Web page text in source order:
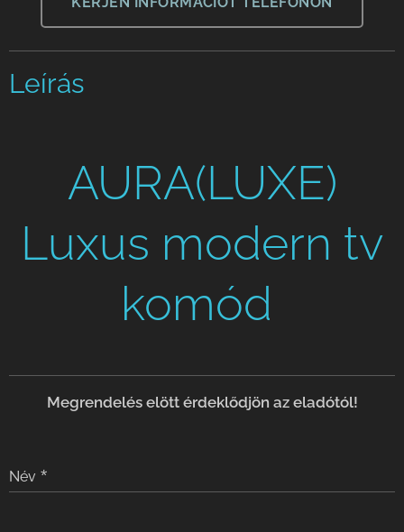
Leírás
AURA(LUXE)
Luxus modern tv
komód
Megrendelés elött érdeklődjön az eladótól!
Név